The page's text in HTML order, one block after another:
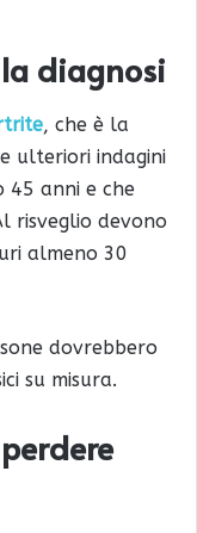
la diagnosi
, che è la
ulteriori indagini
45 anni e che
risveglio devono
almeno 30
dovrebbero
su misura.